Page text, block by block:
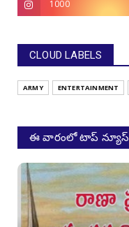
1000
CLOUD LABELS
ARMY ENTERTAINMENT
ఈ వారంలో టాప్ న్యూస్